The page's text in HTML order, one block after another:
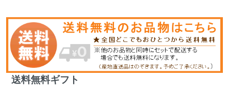
送料無料ギフト